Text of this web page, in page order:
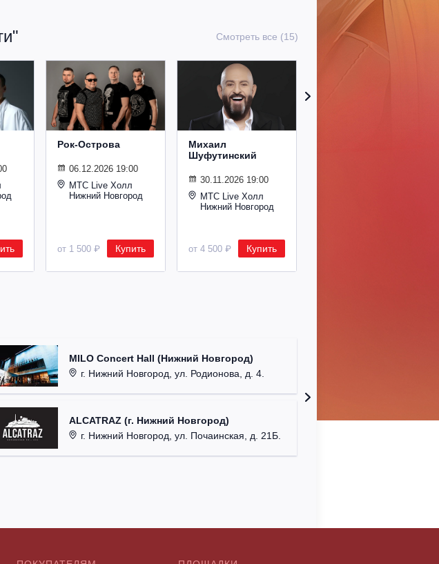
Смотреть все (15)
Рок-Острова
06.12.2026 19:00
МТС Live Холл
Нижний Новгород
от 1 500 ₽ Купить
Михаил
Шуфутинский
30.11.2026 19:00
МТС Live Холл
Нижний Новгород
от 4 500 ₽ Купить
MILO Concert Hall (Нижний Новгород)
г. Нижний Новгород, ул. Родионова, д. 4.
ALCATRAZ (г. Нижний Новгород)
г. Нижний Новгород, ул. Почаинская, д. 21Б.
ДК